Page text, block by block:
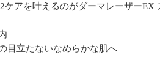
アを叶えるのがダーマレーザーEX
目立たないなめらかな肌へ